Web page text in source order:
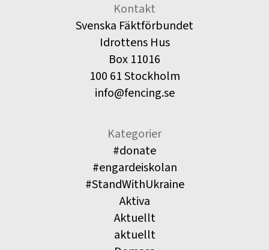
Kontakt
Svenska Fäktförbundet
Idrottens Hus
Box 11016
100 61 Stockholm
info@fencing.se
Kategorier
#donate
#engardeiskolan
#StandWithUkraine
Aktiva
Aktuellt
aktuellt